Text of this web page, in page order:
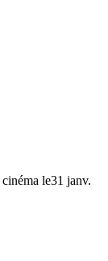
le31 janv.